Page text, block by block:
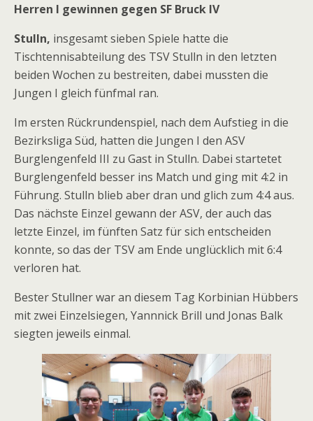
Herren I gewinnen gegen SF Bruck IV
Stulln, insgesamt sieben Spiele hatte die
Tischtennisabteilung des TSV Stulln in den letzten
beiden Wochen zu bestreiten, dabei mussten die
Jungen I gleich fünfmal ran.
Im ersten Rückrundenspiel, nach dem Aufstieg in die
Bezirksliga Süd, hatten die Jungen I den ASV
Burglengenfeld III zu Gast in Stulln. Dabei startetet
Burglengenfeld besser ins Match und ging mit 4:2 in
Führung. Stulln blieb aber dran und glich zum 4:4 aus.
Das nächste Einzel gewann der ASV, der auch das
letzte Einzel, im fünften Satz für sich entscheiden
konnte, so das der TSV am Ende unglücklich mit 6:4
verloren hat.
Bester Stullner war an diesem Tag Korbinian Hübbers
mit zwei Einzelsiegen, Yannnick Brill und Jonas Balk
siegten jeweils einmal.